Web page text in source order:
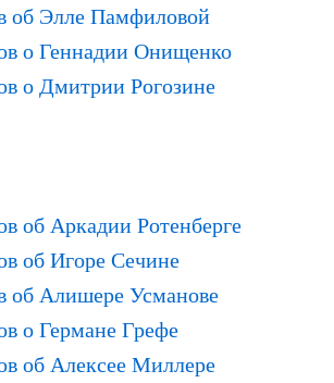
об Элле Памфиловой
о Геннадии Онищенко
о Дмитрии Рогозине
об Аркадии Ротенберге
об Игоре Сечине
об Алишере Усманове
о Германе Грефе
об Алексее Миллере